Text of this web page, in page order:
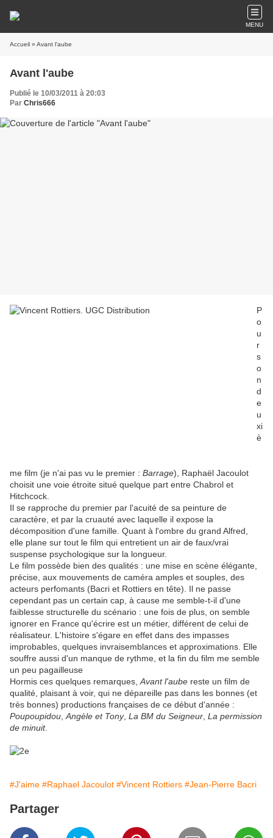
MENU
Accueil » Avant l'aube
Avant l'aube
Publié le 10/03/2011 à 20:03
Par Chris666
P
o
u
r
s
o
n
d
e
u
xi
è
me film (je n'ai pas vu le premier : Barrage), Raphaël Jacoulot
choisit une voie étroite situé quelque part entre Chabrol et
Hitchcock.
Il se rapproche du premier par l'acuité de sa peinture de
caractère, et par la cruauté avec laquelle il expose la
décomposition d'une famille. Quant à l'ombre du grand Alfred,
elle plane sur tout le film qui entretient un air de faux/vrai
suspense psychologique sur la longueur.
Le film possède bien des qualités : une mise en scène élégante,
précise, aux mouvements de caméra amples et souples, des
acteurs perfomants (Bacri et Rottiers en tête). Il ne passe
cependant pas un certain cap, à cause me semble-t-il d'une
faiblesse structurelle du scénario : une fois de plus, on semble
ignorer en France qu'écrire est un métier, différent de celui de
réalisateur. L'histoire s'égare en effet dans des impasses
improbables, quelques invraisemblances et approximations. Elle
souffre aussi d'un manque de rythme, et la fin du film me semble
un peu pagailleuse
Hormis ces quelques remarques, Avant l'aube reste un film de
qualité, plaisant à voir, qui ne dépareille pas dans les bonnes (et
très bonnes) productions françaises de ce début d'année :
Poupoupidou Angèle et Tony, La BM du Seigneur La permission
de minuit.
#J'aime #Raphael Jacoulot #Vincent Rottiers #Jean-Pierre Bacri
Partager